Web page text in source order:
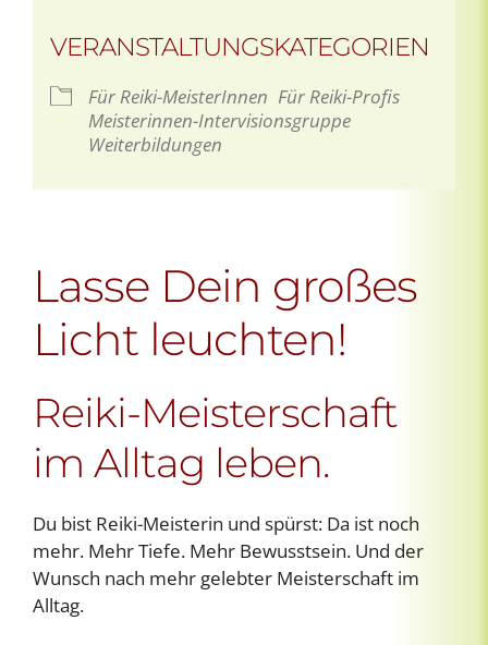
VERANSTALTUNGSKATEGORIEN
Für Reiki-MeisterInnen Für Reiki-Profis
Meisterinnen-Intervisionsgruppe
Weiterbildungen
Lasse Dein großes
Licht leuchten!
Reiki-Meisterschaft
im Alltag leben.
Du bist Reiki-Meisterin und spürst: Da ist noch
mehr. Mehr Tiefe. Mehr Bewusstsein. Und der
Wunsch nach mehr gelebter Meisterschaft im
Alltag.